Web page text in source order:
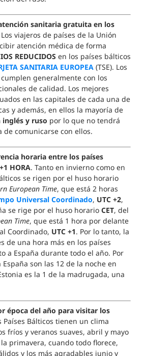
sanitaria gratuita en los
viajeros de países de la Unión
atención médica de forma
REDUCIDOS en los países bálticos
SANITARIA EUROPEA (TSE). Los
generalmente con los
de calidad. Los mejores
en las capitales de cada una de
y además, en ellos la mayoría de
inglés y ruso por lo que no tendrá
de comunicarse con ellos.
horaria entre los países
+1 HORA. Tanto en invierno como en
se rigen por el huso horario
European Time, que está 2 horas
Universal Coordinado, UTC +2,
se rige por el huso horario CET, del
Time, que está 1 hora por delante
Coordinado, UTC +1. Por lo tanto, la
de una hora más en los países
a España durante todo el año. Por
son las 12 de la noche en
es la 1 de la madrugada, una
época del año para visitar los
Países Bálticos tienen un clima
fríos y veranos suaves, abril y mayo
primavera, cuando todo florece,
y los más agradables junio y